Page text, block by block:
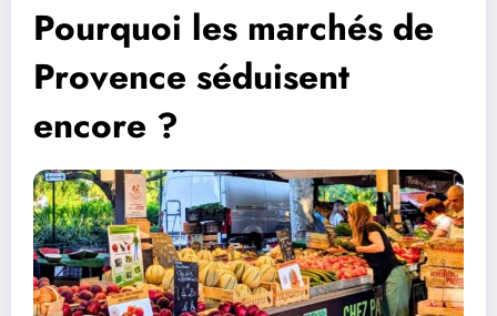
Pourquoi les marchés de
Provence séduisent
encore ?